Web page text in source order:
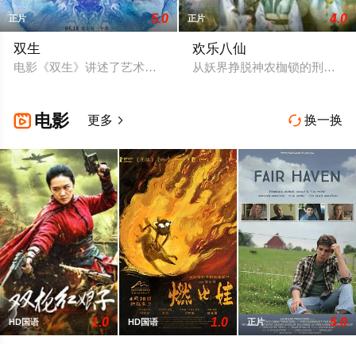
正片 5.0
双生
电影《双生》讲述了艺术学校学生李品（刘昊然饰），在一次
正片 4.0
欢乐八仙
从妖界挣脱神农枷锁的刑天盗
 换一换
 电影 更多 
HD国语 1.0 HD国语 1.0 正片 5.0